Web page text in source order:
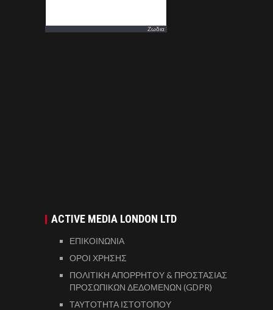
Ζωδια
ACTIVE MEDIA LONDON LTD
ΕΠΙΚΟΙΝΩΝΙΑ
ΟΡΟΙ ΧΡΗΣΗΣ
ΠΟΛΙΤΙΚΗ ΑΠΟΡΡΗΤΟΥ & ΠΡΟΣΤΑΣΙΑΣ
ΠΡΟΣΩΠΙΚΩΝ ΔΕΔΟΜΕΝΩΝ (GDPR)
ΤΑΥΤΟΤΗΤΑ ΙΣΤΟΤΟΠΟΥ